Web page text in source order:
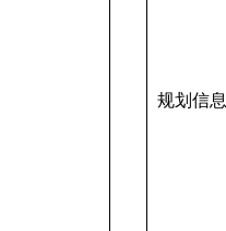
规划信息